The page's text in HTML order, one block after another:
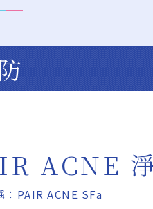
ACNE
：PAIR ACNE SFa